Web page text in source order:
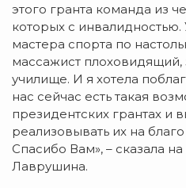
этого гранта команда из
которых с инвалидностью.
мастера спорта по
массажист
училище. И я хотела
нас сейчас есть такая
президентских грантах и
реализовывать их на
Спасибо Вам», – сказала
Лаврушина.